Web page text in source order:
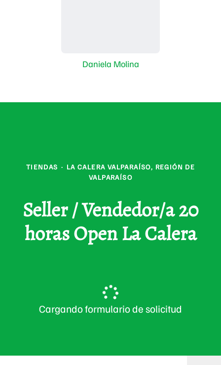
Daniela Molina
TIENDAS · LA CALERA VALPARAÍSO, REGIÓN DE
VALPARAÍSO
Seller / Vendedor/a 20
horas Open La Calera
Cargando formulario de solicitud